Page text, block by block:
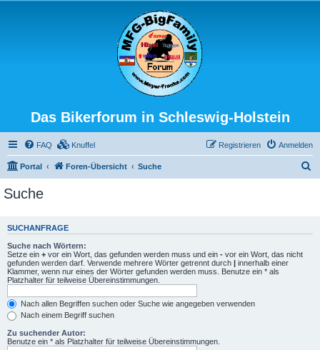
Das Bikerforum in Schleswig-Holstein
FAQ Knuffel Anmelden
Registrieren
Portal Foren-Übersicht Suche
e
Suche
SUCHANFRAGE
Suche nach Wörtern:
Setze ein + vor ein Wort, das gefunden werden muss und ein - vor ein Wort, das nicht
gefunden werden darf. Verwende mehrere Wörter getrennt durch | innerhalb einer
Klammer, wenn nur eines der Wörter gefunden werden muss. Benutze ein * als
Platzhalter für teilweise Übereinstimmungen.
Nach allen Begriffen suchen oder Suche wie angegeben verwenden
Nach einem Begriff suchen
Zu suchender Autor:
Benutze ein * als Platzhalter für teilweise Übereinstimmungen.